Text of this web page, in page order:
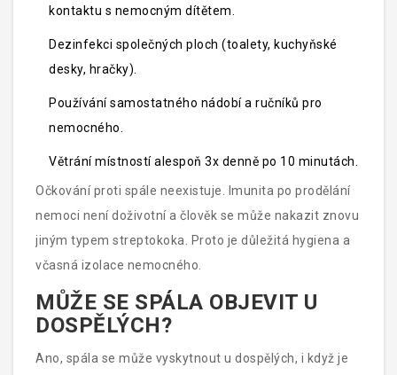
kontaktu s nemocným dítětem.
Dezinfekci společných ploch (toalety, kuchyňské
desky, hračky).
Používání samostatného nádobí a ručníků pro
nemocného.
Větrání místností alespoň 3x denně po 10 minutách.
Očkování proti spále neexistuje. Imunita po prodělání
nemoci není doživotní a člověk se může nakazit znovu
jiným typem streptokoka. Proto je důležitá hygiena a
včasná izolace nemocného.
MŮŽE SE SPÁLA OBJEVIT U
DOSPĚLÝCH?
Ano, spála se může vyskytnout u dospělých, i když je